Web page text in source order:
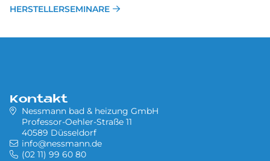
HERSTELLERSEMINARE
Kontakt
Nessmann bad & heizung GmbH
Professor-Oehler-Straße 11
40589 Düsseldorf
info@nessmann.de
(02 11) 99 60 80